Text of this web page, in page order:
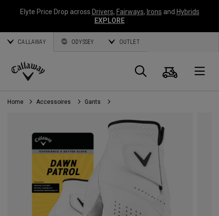
Elyte Price Drop across Drivers, Fairways, Irons and Hybrids
EXPLORE
CALLAWAY ODYSSEY OUTLET
Callaway
Golf
Panier
Home Accessoires Gants